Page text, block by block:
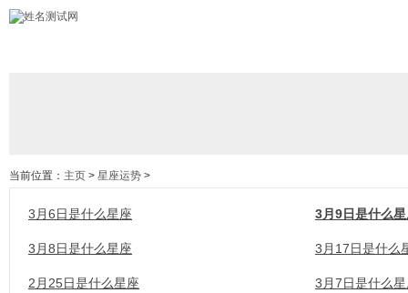
当前位置： 主页 > 星座运势 >
3月6日是什么星座 3月9日是什么
3月8日是什么星座 3月17日是什么
2月25日是什么星座 3月7日是什么